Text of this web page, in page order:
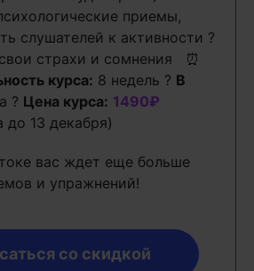
приемы,
слушателей к активности ?
страхи и сомнения ⏰
курса: 8 недель ? В
? Цена курса: 1490₽
до 13 декабря)
вас ждет еще больше
и упражнений!
со скидкой